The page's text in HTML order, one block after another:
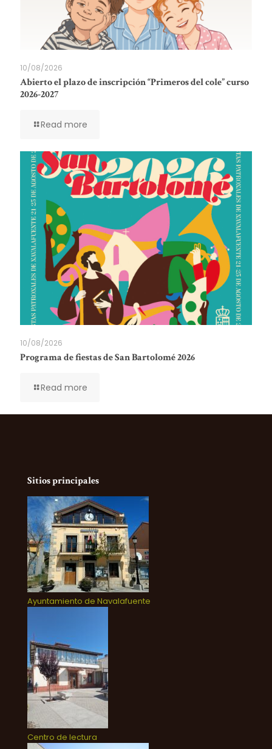
10/08/2026
Abierto el plazo de inscripción “Primeros del cole” curso
2026-2027
Read more
10/08/2026
Programa de fiestas de San Bartolomé 2026
Read more
Sitios principales
Ayuntamiento de Navalafuente
Centro de lectura